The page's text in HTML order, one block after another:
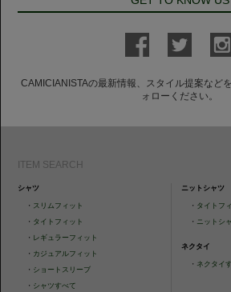
CAMICIANISTAの最新情報、スタイル提案など
ォローください。
ITEM SEARCH
シャツ
・ スリムフィット
・ タイトフィット
・ レギュラーフィット
・ カジュアルフィット
・ ショートスリーブ
・ シャツすべて
ニットシャツ
・ タイトフ
・ ニットシ
ネクタイ
・ ネクタイ